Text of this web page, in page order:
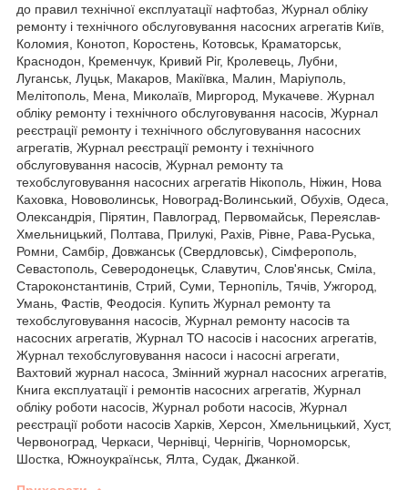
до правил технічної експлуатації нафтобаз, Журнал обліку
ремонту і технічного обслуговування насосних агрегатів Київ,
Коломия, Конотоп, Коростень, Котовськ, Краматорськ,
Краснодон, Кременчук, Кривий Ріг, Кролевець, Лубни,
Луганськ, Луцьк, Макаров, Макіївка, Малин, Маріуполь,
Мелітополь, Мена, Миколаїв, Миргород, Мукачеве. Журнал
обліку ремонту і технічного обслуговування насосів, Журнал
реєстрації ремонту і технічного обслуговування насосних
агрегатів, Журнал реєстрації ремонту і технічного
обслуговування насосів, Журнал ремонту та
техобслуговування насосних агрегатів Нікополь, Ніжин, Нова
Каховка, Нововолинськ, Новоград-Волинський, Обухів, Одеса,
Олександрія, Пірятин, Павлоград, Первомайськ, Переяслав-
Хмельницький, Полтава, Прилукі, Рахів, Рівне, Рава-Руська,
Ромни, Самбір, Довжанськ (Свердловськ), Сімферополь,
Севастополь, Северодонецьк, Славутич, Слов'янськ, Сміла,
Староконстантинів, Стрий, Суми, Тернопіль, Тячів, Ужгород,
Умань, Фастів, Феодосія. Купить Журнал ремонту та
техобслуговування насосів, Журнал ремонту насосів та
насосних агрегатів, Журнал ТО насосів і насосних агрегатів,
Журнал техобслуговування насоси і насосні агрегати,
Вахтовий журнал насоса, Змінний журнал насосних агрегатів,
Книга експлуатації і ремонтів насосних агрегатів, Журнал
обліку роботи насосів, Журнал роботи насосів, Журнал
реєстрації роботи насосів Харків, Херсон, Хмельницький, Хуст,
Червоноград, Черкаси, Чернівці, Чернігів, Чорноморськ,
Шостка, Южноукраїнськ, Ялта, Судак, Джанкой.